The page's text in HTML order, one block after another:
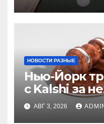
НОВОСТИ РАЗНЫЕ
Нью-Йорк
с Kalshi за
ставки
АВГ 3, 2026